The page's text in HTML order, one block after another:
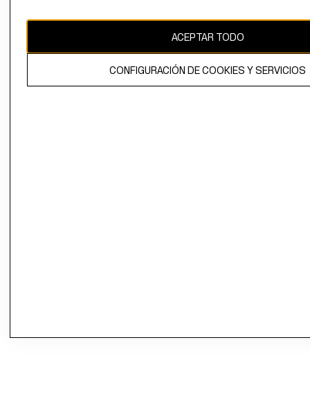
ACEPTAR TODO
CONFIGURACIÓN DE COOKIES Y SERVICIOS